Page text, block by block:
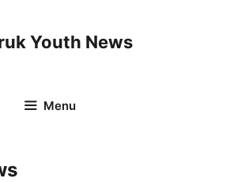
Youth News
Menu